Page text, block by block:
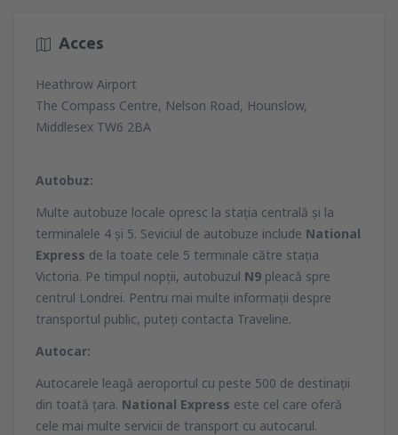
Acces
Heathrow Airport
The Compass Centre, Nelson Road, Hounslow,
Middlesex TW6 2BA
Autobuz:
Multe autobuze locale opresc la staţia centrală şi la
terminalele 4 şi 5. Seviciul de autobuze include National
Express de la toate cele 5 terminale către staţia
Victoria. Pe timpul nopţii, autobuzul N9 pleacă spre
centrul Londrei. Pentru mai multe informaţii despre
transportul public, puteţi contacta Traveline.
Autocar:
Autocarele leagă aeroportul cu peste 500 de destinaţii
din toată ţara. National Express este cel care oferă
cele mai multe servicii de transport cu autocarul.